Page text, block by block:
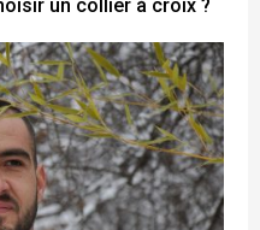
un collier à croix ?